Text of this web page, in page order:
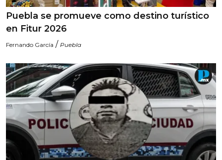
Puebla se promueve como destino turístico
en Fitur 2026
Fernando García / Puebla